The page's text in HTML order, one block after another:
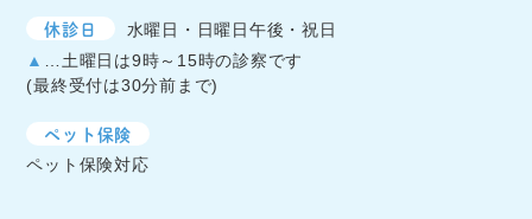
休診日
水曜日・日曜日午後・祝日
▲
…土曜日は9時～15時の診察です
(最終受付は30分前まで)
ペット保険
ペット保険対応